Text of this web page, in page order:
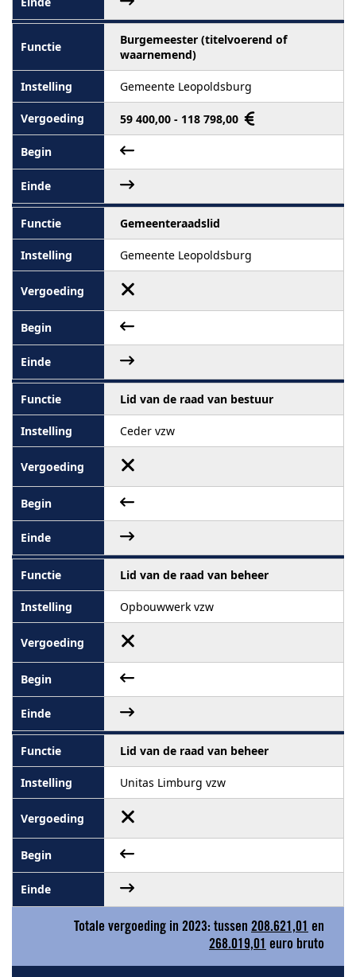
Burgemeester (titelvoerend of
waarnemend)
Gemeente Leopoldsburg
59 400,00 - 118 798,00
Gemeenteraadslid
Gemeente Leopoldsburg
Lid van de raad van bestuur
Ceder vzw
Lid van de raad van beheer
Opbouwwerk vzw
Lid van de raad van beheer
Unitas Limburg vzw
Totale vergoeding in 2023: tussen 208.621,01 en
268.019,01 euro bruto